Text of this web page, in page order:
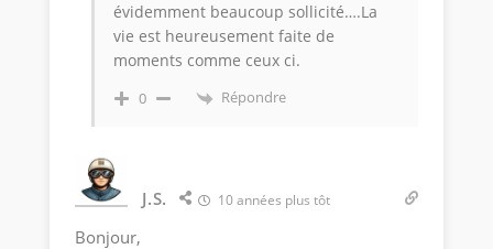
évidemment beaucoup sollicité….La
vie est heureusement faite de
moments comme ceux ci.
0 Répondre
J.S. 10 années plus tôt
Bonjour,